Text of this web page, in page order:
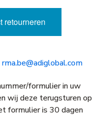
retourneren
rma.be@adiglobal.com
formulier in uw
wij deze terugsturen op
formulier is 30 dagen